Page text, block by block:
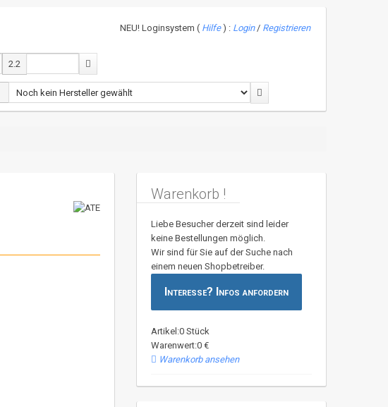
NEU! Loginsystem ( Hilfe) : Login/ Registrieren
2.2
Warenkorb !
Liebe Besucher derzeit sind leider
keine Bestellungen möglich.
Wir sind für Sie auf der Suche nach
einem neuen Shopbetreiber.
Interesse? Infos anfordern
Artikel:0 Stück
Warenwert:0 €
Warenkorb ansehen